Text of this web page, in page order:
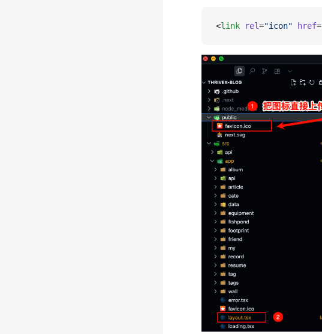
<link rel="icon" href=